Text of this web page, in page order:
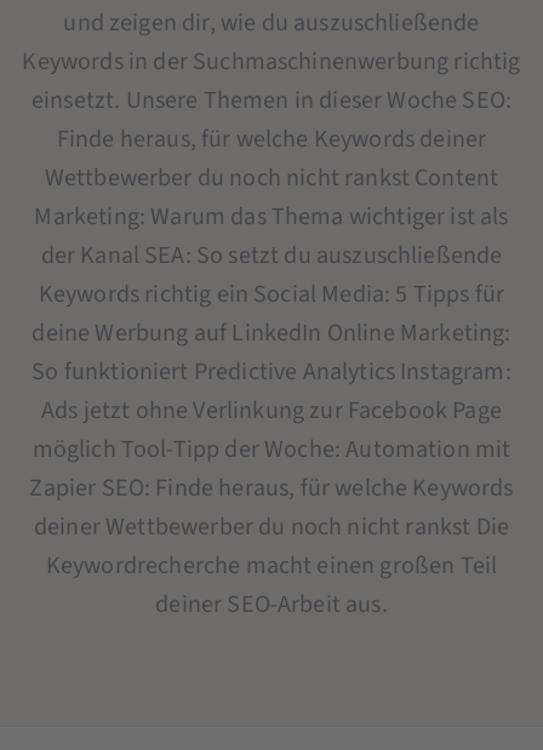
und zeigen dir, wie du auszuschließende
Keywords in der Suchmaschinenwerbung richtig
einsetzt. Unsere Themen in dieser Woche SEO:
Finde heraus, für welche Keywords deiner
Wettbewerber du noch nicht rankst Content
Marketing: Warum das Thema wichtiger ist als
der Kanal SEA: So setzt du auszuschließende
Keywords richtig ein Social Media: 5 Tipps für
deine Werbung auf LinkedIn Online Marketing:
So funktioniert Predictive Analytics Instagram:
Ads jetzt ohne Verlinkung zur Facebook Page
möglich Tool-Tipp der Woche: Automation mit
Zapier SEO: Finde heraus, für welche Keywords
deiner Wettbewerber du noch nicht rankst Die
Keywordrecherche macht einen großen Teil
deiner SEO-Arbeit aus.